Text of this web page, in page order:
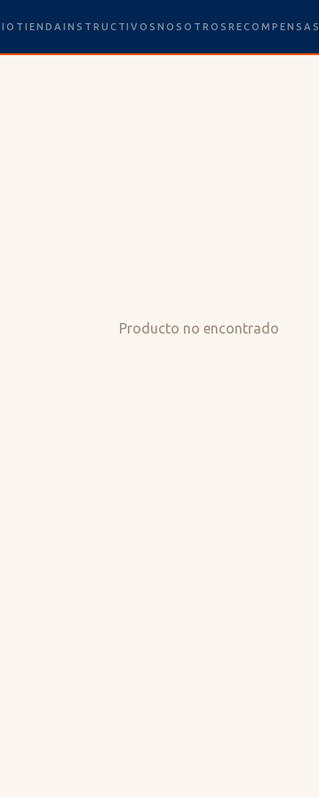
TIENDA INSTRUCTIVOSNOSOTROSRECOMPENSAS
Producto no encontrado